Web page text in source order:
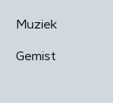
Muziek
Gemist